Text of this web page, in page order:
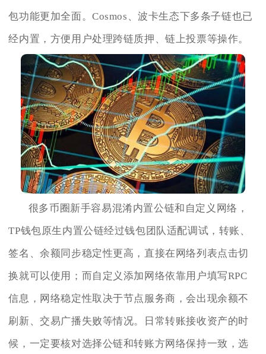
包功能更加全面。Cosmos、波卡生态下多条子链也已
经内置，方便用户处理跨链质押、链上投票等操作。
很多币圈新手容易混淆内置公链和自定义网络，
TP钱包原生内置公链经过钱包团队适配调试，转账、
签名、余额同步稳定性更高，直接在网络列表点击切
换就可以使用；而自定义添加网络依靠用户填写RPC
信息，网络稳定性取决于节点服务商，会出现余额不
刷新、交易广播失败等情况。日常转账接收资产的时
候，一定要核对选择公链和转账方网络保持一致，选